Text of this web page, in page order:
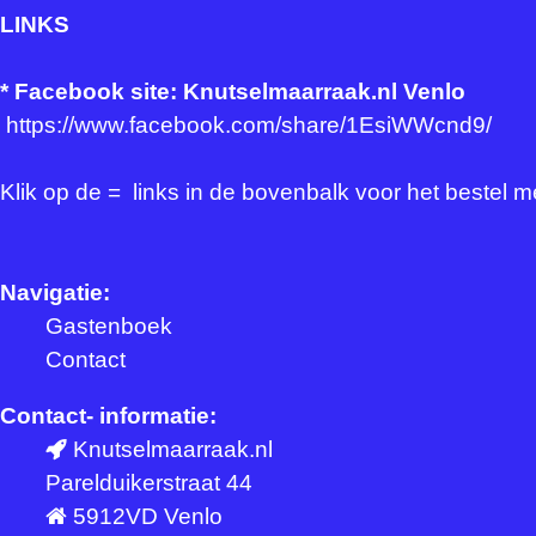
LINKS
* Facebook site: Knutselmaarraak.nl Venlo
https://www.facebook.com/share/1EsiWWcnd9/
Klik op de = links in de bovenbalk voor het bestel
Navigatie:
Gastenboek
Contact
Contact- informatie:
Knutselmaarraak.nl
Parelduikerstraat 44
5912VD Venlo